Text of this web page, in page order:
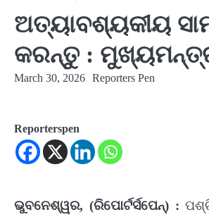
ଅତ୍ୟାବଶ୍ୟକୀୟ
କରନ୍ତୁ :
March 30, 2026 Reporters Pen
Reporterspen
ଭୁବନେଶ୍ୱର, (ରିପୋର୍ଟର୍ସପେନ୍‌) :